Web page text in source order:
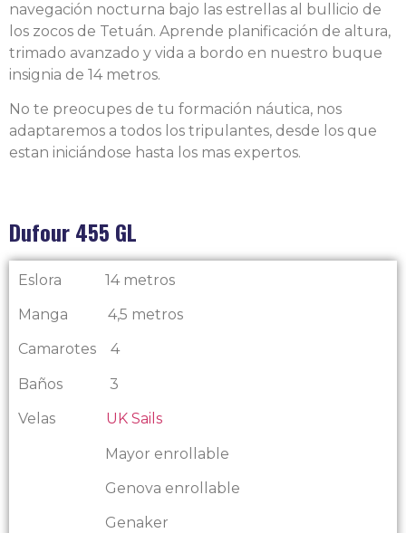
navegación nocturna bajo las estrellas al bullicio de
los zocos de Tetuán. Aprende planificación de altura,
trimado avanzado y vida a bordo en nuestro buque
insignia de 14 metros.
No te preocupes de tu formación náutica, nos
adaptaremos a todos los tripulantes, desde los que
estan iniciándose hasta los mas expertos.
Dufour 455 GL
Eslora 14 metros
Manga 4,5 metros
Camarotes 4
Baños 3
Velas UK Sails
Mayor enrollable
Genova enrollable
Genaker